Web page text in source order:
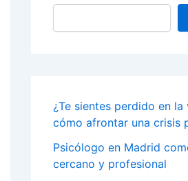
¿Te sientes perdido en la
cómo afrontar una crisis
Psicólogo en Madrid
cercano y profesional